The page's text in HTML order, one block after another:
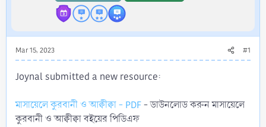
Mar 15, 2023 #1
Joynal submitted a new resource:
মাসায়েলে কুরবানী ও আক্বীক্বা - PDF- ডাউনলোড করুন মাসায়েলে
কুরবানী ও আক্বীক্বা বইয়ের পিডিএফ